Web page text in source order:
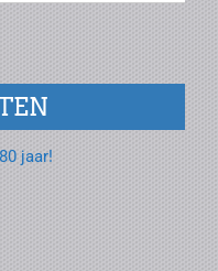
jaar!